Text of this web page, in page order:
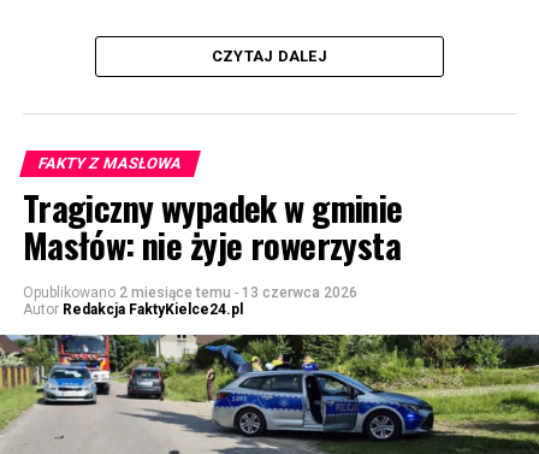
CZYTAJ DALEJ
FAKTY Z MASŁOWA
Tragiczny wypadek w gminie
Masłów: nie żyje rowerzysta
Opublikowano 2 miesiące temu - 13 czerwca 2026
Autor Redakcja FaktyKielce24.pl